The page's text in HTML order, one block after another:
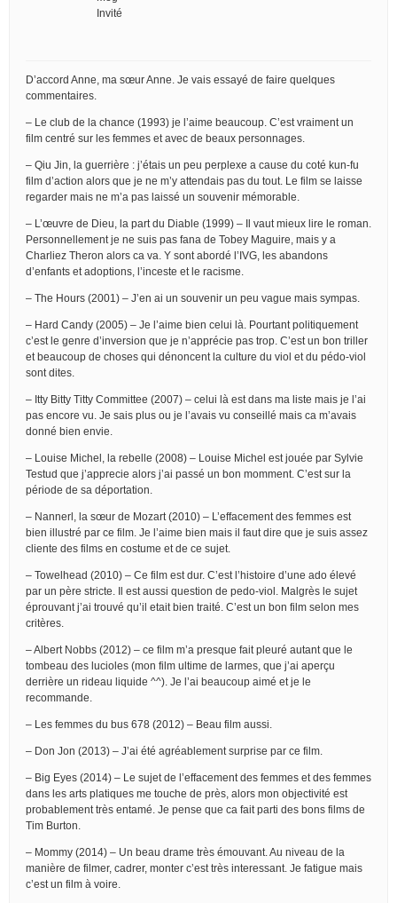
Invité
D’accord Anne, ma sœur Anne. Je vais essayé de faire quelques
commentaires.
– Le club de la chance (1993) je l’aime beaucoup. C’est vraiment un
film centré sur les femmes et avec de beaux personnages.
– Qiu Jin, la guerrière : j’étais un peu perplexe a cause du coté kun-fu
film d’action alors que je ne m’y attendais pas du tout. Le film se laisse
regarder mais ne m’a pas laissé un souvenir mémorable.
– L’œuvre de Dieu, la part du Diable (1999) – Il vaut mieux lire le roman.
Personnellement je ne suis pas fana de Tobey Maguire, mais y a
Charliez Theron alors ca va. Y sont abordé l’IVG, les abandons
d’enfants et adoptions, l’inceste et le racisme.
– The Hours (2001) – J’en ai un souvenir un peu vague mais sympas.
– Hard Candy (2005) – Je l’aime bien celui là. Pourtant politiquement
c’est le genre d’inversion que je n’apprécie pas trop. C’est un bon triller
et beaucoup de choses qui dénoncent la culture du viol et du pédo-viol
sont dites.
– Itty Bitty Titty Committee (2007) – celui là est dans ma liste mais je l’ai
pas encore vu. Je sais plus ou je l’avais vu conseillé mais ca m’avais
donné bien envie.
– Louise Michel, la rebelle (2008) – Louise Michel est jouée par Sylvie
Testud que j’apprecie alors j’ai passé un bon momment. C’est sur la
période de sa déportation.
– Nannerl, la sœur de Mozart (2010) – L’effacement des femmes est
bien illustré par ce film. Je l’aime bien mais il faut dire que je suis assez
cliente des films en costume et de ce sujet.
– Towelhead (2010) – Ce film est dur. C’est l’histoire d’une ado élevé
par un père stricte. Il est aussi question de pedo-viol. Malgrès le sujet
éprouvant j’ai trouvé qu’il etait bien traité. C’est un bon film selon mes
critères.
– Albert Nobbs (2012) – ce film m’a presque fait pleuré autant que le
tombeau des lucioles (mon film ultime de larmes, que j’ai aperçu
derrière un rideau liquide ^^). Je l’ai beaucoup aimé et je le
recommande.
– Les femmes du bus 678 (2012) – Beau film aussi.
– Don Jon (2013) – J’ai été agréablement surprise par ce film.
– Big Eyes (2014) – Le sujet de l’effacement des femmes et des femmes
dans les arts platiques me touche de près, alors mon objectivité est
probablement très entamé. Je pense que ca fait parti des bons films de
Tim Burton.
– Mommy (2014) – Un beau drame très émouvant. Au niveau de la
manière de filmer, cadrer, monter c’est très interessant. Je fatigue mais
c’est un film à voire.